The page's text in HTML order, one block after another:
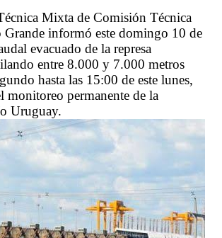
Mixta de Comisión Técnica
informó este domingo 10 de
evacuado de la represa
entre 8.000 y 7.000 metros
hasta las 15:00 de este lunes,
monitoreo permanente de la
Uruguay.